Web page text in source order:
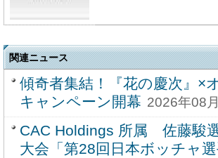
関連ニュース
傾奇者集結！『花の慶次』×
キャンペーン開幕 2026年08
CAC Holdings 所属 佐藤駿
大会「第28回日本ボッチャ